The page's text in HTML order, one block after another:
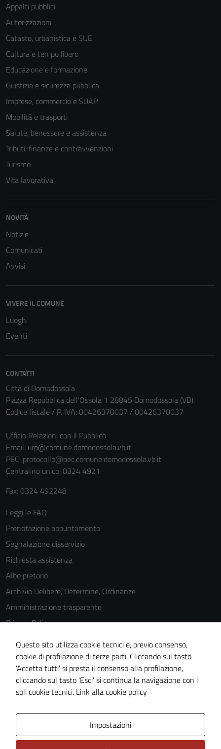
Appalti pubblici
Autorizzazioni
Catasto, urbanistica e SUE
Cultura e tempo libero
Educazione e formazione
Giustizia e sicurezza pubblica
Imprese, commercio e SUAP
Mobilità e trasporti
Salute, benessere e assistenza
Tributi, finanze e contravvenzioni
Turismo
Vita lavorativa
NOVITÀ
Notizie
Comunicati
Avvisi
VIVERE IL COMUNE
Luoghi
Eventi
CONTATTI
Città di Domodossola
Piazza Repubblica dell'Ossola 1 28845 Domodossola (VB)
Codice fiscale / P. IVA: 00426370037 / 00426370037
Ufficio Relazioni con il Pubblico
Email: urp@comune.domodossola.vb.it
PEC: protocollo@pec.comune.domodossola.vb.it
Centralino unico: 0324 4921
Fax: 0324 492248
Leggi le FAQ
Prenotazione appuntamento
Segnalazione disservizio
Richiesta assistenza
Albo pretorio
Archivio Delibere, Determine, Ordinanze
Amministrazione trasparente
Privacy Policy
Cookie Policy
Note legali
Dichiarazione di accessibilità
Piano di miglioramento del sito
Questo sito utilizza cookie tecnici e, previo consenso,
cookie di profilazione di terze parti. Cliccando sul tasto
'Accetta tutti' si presta il consenso alla profilazione,
cliccando sul tasto 'Esci' si continua la navigazione con i
soli cookie tecnici. Link alla cookie policy
Impostazioni